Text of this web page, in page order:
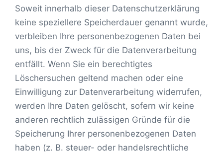
Soweit innerhalb dieser Datenschutzerklärung
keine speziellere Speicherdauer genannt wurde,
verbleiben Ihre personenbezogenen Daten bei
uns, bis der Zweck für die Datenverarbeitung
entfällt. Wenn Sie ein berechtigtes
Löschersuchen geltend machen oder eine
Einwilligung zur Datenverarbeitung widerrufen,
werden Ihre Daten gelöscht, sofern wir keine
anderen rechtlich zulässigen Gründe für die
Speicherung Ihrer personenbezogenen Daten
haben (z. B. steuer- oder handelsrechtliche